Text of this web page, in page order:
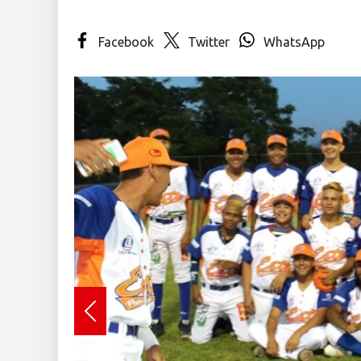
Multimedia
Facebook Twitter WhatsApp
Previous